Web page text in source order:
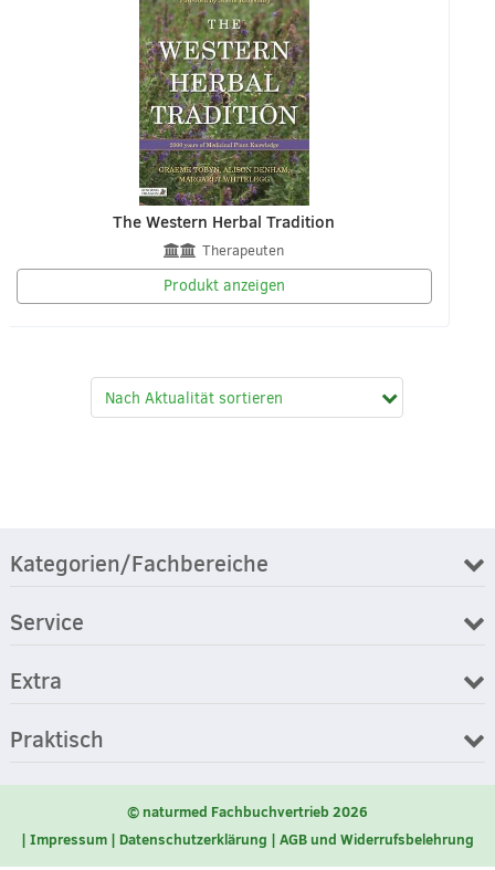
The Western Herbal Tradition
Therapeuten
Produkt anzeigen
Kategorien/Fachbereiche
Service
Extra
Praktisch
© naturmed Fachbuchvertrieb 2026
Impressum
Datenschutzerklärung AGB und Widerrufsbelehrung